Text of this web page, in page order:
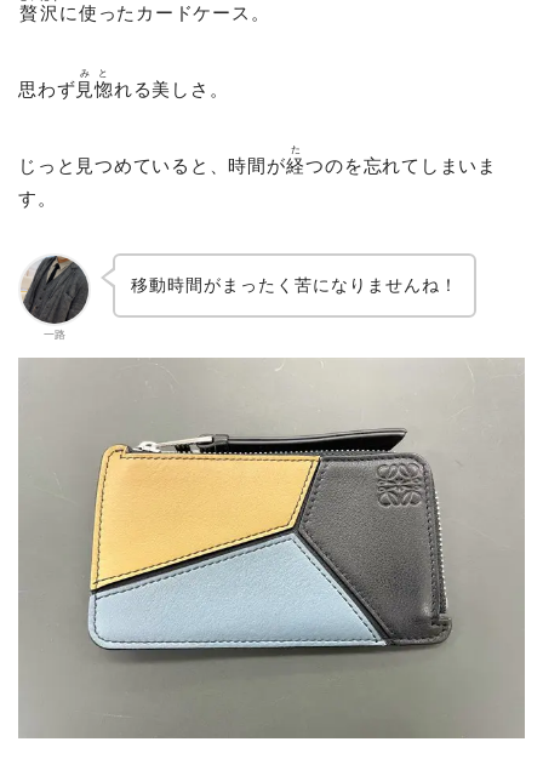
贅沢 に使ったカードケース。
思わず見惚
みと
れる美しさ。
じっと見つめていると、時間が経
た
つのを忘れてしまいま
す。
一路
移動時間がまったく苦になりませんね！